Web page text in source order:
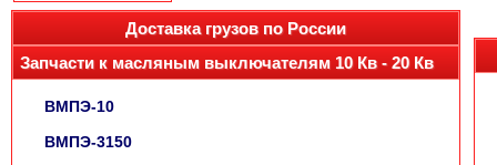
Доставка грузов по России
Запчасти к масляным выключателям 10 Кв - 20 Кв
ВМПЭ-10
ВМПЭ-3150